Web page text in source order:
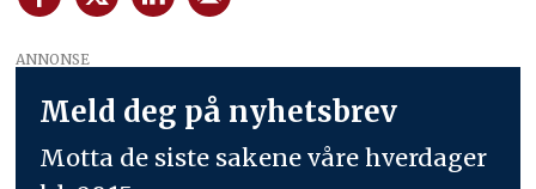
ANNONSE
Meld deg på nyhetsbrev
Motta de siste sakene våre hverdager